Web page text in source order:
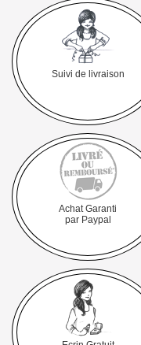
Suivi de livraison
Achat Garanti
par Paypal